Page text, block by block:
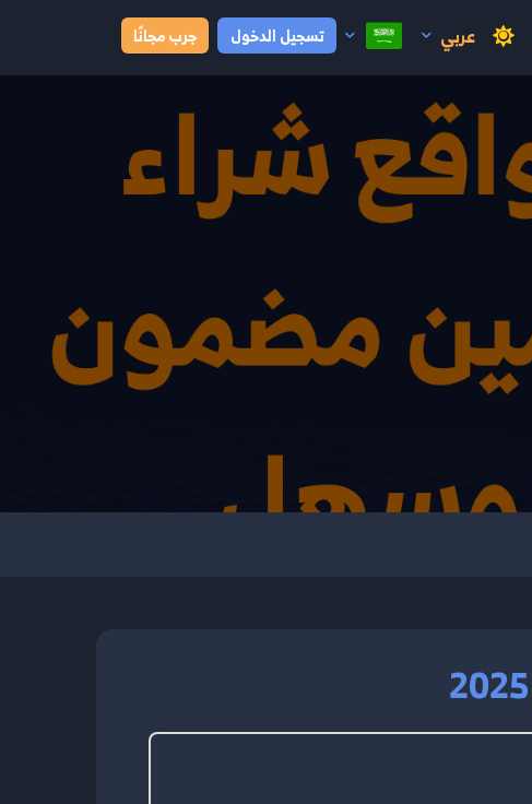
عربي تسجيل الدخول جرب مجانًا